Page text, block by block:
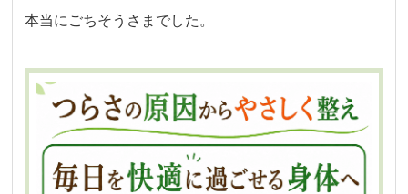
本当にごちそうさまでした。